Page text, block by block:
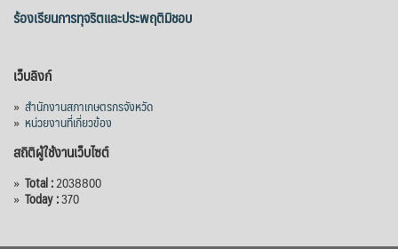
ร้องเรียนการทุจริตและประพฤติมิชอบ
เว็บลิงก์
» สำนักงานสภาเกษตรกรจังหวัด
» หน่วยงานที่เกี่ยวข้อง
สถิติผู้ใช้งานเว็บไซต์
» Total :2038800
» Today :370